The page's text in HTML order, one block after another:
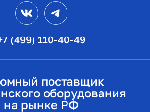
(499) 110-40-49
VK
поставщик
оборудования
на рынке РФ